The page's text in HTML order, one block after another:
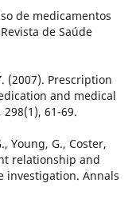
de medicamentos
de Saúde
(2007). Prescription
and medical
61-69.
Young, G., Coster,
relationship and
investigation. Annals